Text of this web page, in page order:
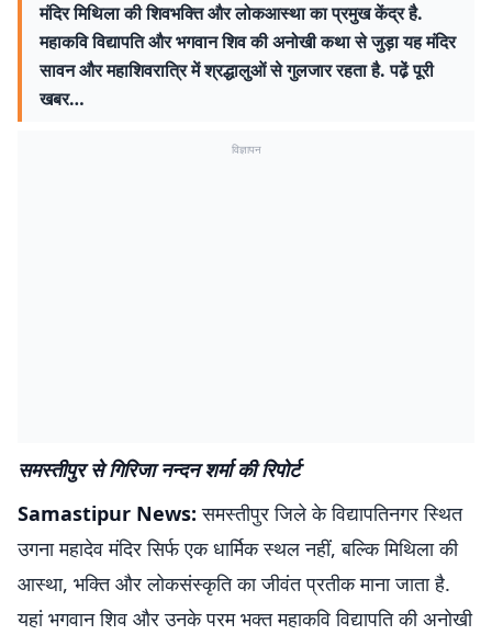
मंदिर मिथिला की शिवभक्ति और लोकआस्था का प्रमुख केंद्र है.
महाकवि विद्यापति और भगवान शिव की अनोखी कथा से जुड़ा यह मंदिर
सावन और महाशिवरात्रि में श्रद्धालुओं से गुलजार रहता है. पढे़ं पूरी
खबर…
विज्ञापन
समस्तीपुर से गिरिजा नन्दन शर्मा की रिपोर्ट
Samastipur News: समस्तीपुर जिले के विद्यापतिनगर स्थित
उगना महादेव मंदिर सिर्फ एक धार्मिक स्थल नहीं, बल्कि मिथिला की
आस्था, भक्ति और लोकसंस्कृति का जीवंत प्रतीक माना जाता है.
यहां भगवान शिव और उनके परम भक्त महाकवि विद्यापति की अनोखी